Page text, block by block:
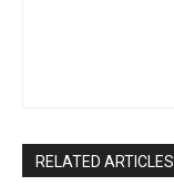
RELATED ARTICLES